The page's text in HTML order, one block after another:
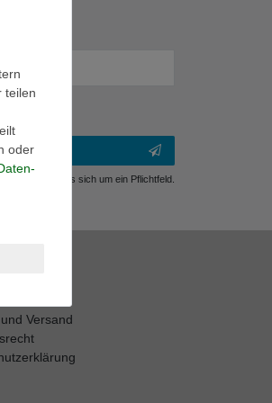
Hierbei handelt es sich um ein Pflichtfeld.
Versand
teilen
oder